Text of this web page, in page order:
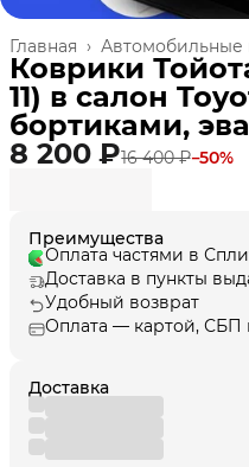
Автомобильные
Главная ›
Коврики
11) в салон
бортиками,
8 200 ₽16 400 ₽−50%
Преимущества
Оплата частями в
Доставка в пункты
Удобный возврат
Оплата — картой,
Доставка